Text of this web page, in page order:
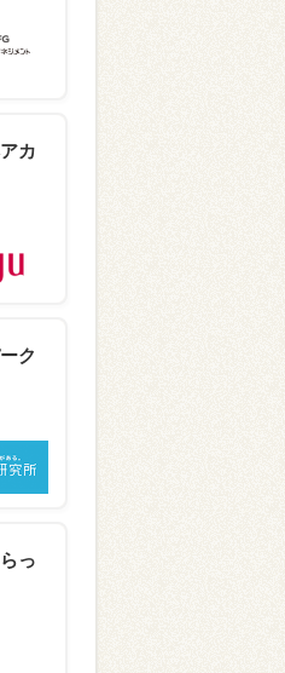
カ
ク
っ